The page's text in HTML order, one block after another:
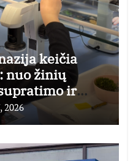
keičia
nuo žinių
ir
2026